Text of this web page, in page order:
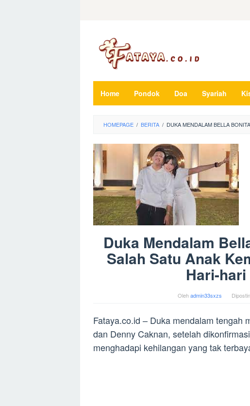
Home Pondok Doa Syariah
HOMEPAGE / BERITA / DUKA MENDALAM BELLA
Duka Mendalam
Salah Satu Anak
Hari-
Olehadmin33sxzs
Fataya.co.id – Duka mendalam tengah
dan Denny Caknan, setelah
menghadapi kehilangan yang tak